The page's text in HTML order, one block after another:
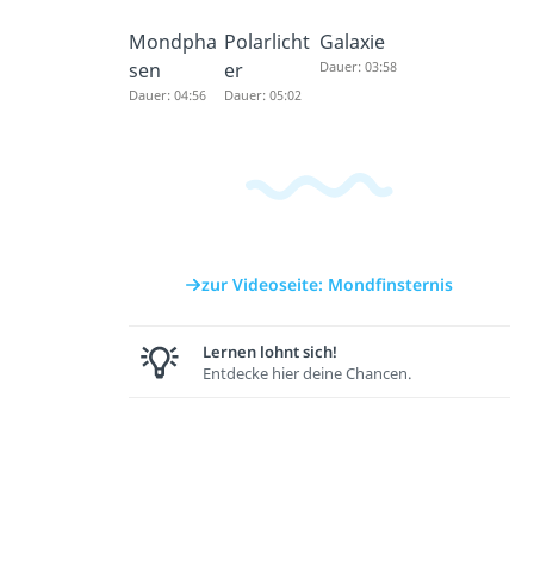
Mondpha
sen
Dauer: 04:56
Polarlicht
er
Dauer: 05:02
Galaxie
Dauer: 03:58
zur Videoseite: Mondfinsternis
Lernen lohnt sich!
Entdecke hier deine Chancen.